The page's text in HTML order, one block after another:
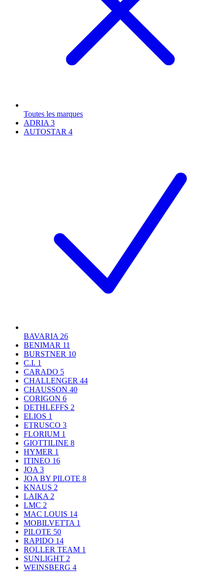
Toutes les marques
ADRIA 3
AUTOSTAR 4
BAVARIA 26
BENIMAR 11
BURSTNER 10
C.I. 1
CARADO 5
CHALLENGER 44
CHAUSSON 40
CORIGON 6
DETHLEFFS 2
ELIOS 1
ETRUSCO 3
FLORIUM 1
GIOTTILINE 8
HYMER 1
ITINEO 16
JOA 3
JOA BY PILOTE 8
KNAUS 2
LAIKA 2
LMC 2
MAC LOUIS 14
MOBILVETTA 1
PILOTE 50
RAPIDO 14
ROLLER TEAM 1
SUNLIGHT 2
WEINSBERG 4